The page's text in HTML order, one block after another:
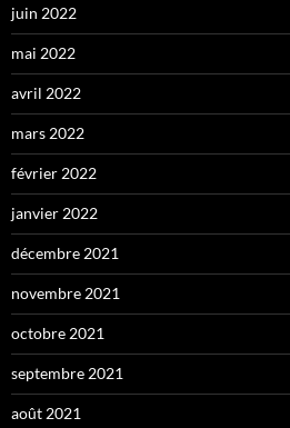
juin 2022
mai 2022
avril 2022
mars 2022
février 2022
janvier 2022
décembre 2021
novembre 2021
octobre 2021
septembre 2021
août 2021